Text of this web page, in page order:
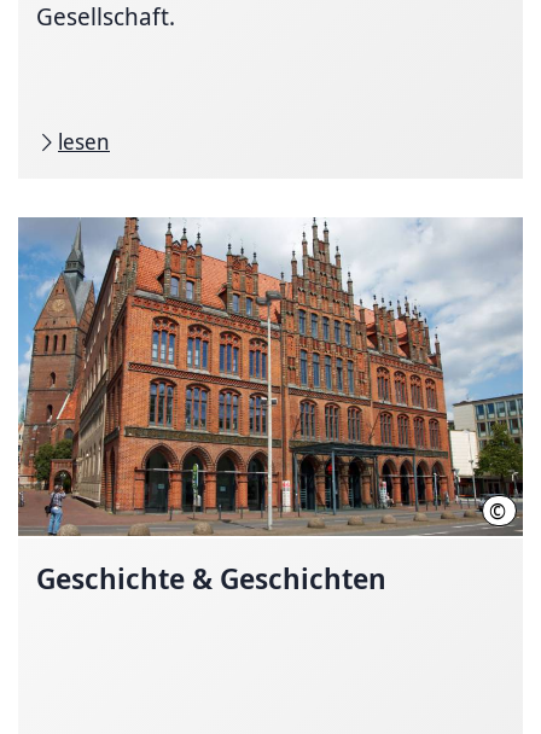
Gesellschaft.
lesen
©
Geschichte & Geschichten